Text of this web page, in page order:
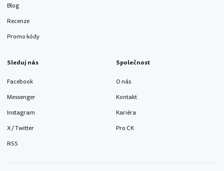
Blog
Recenze
Promo kódy
Sleduj nás
Facebook
Messenger
Instagram
X / Twitter
RSS
Společnost
O nás
Kontakt
Kariéra
Pro CK